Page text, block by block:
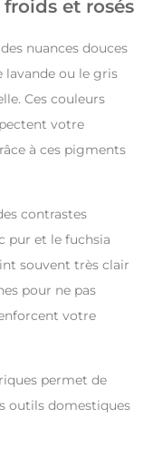
et rosés
nuances douces
lavande ou le gris
Ces couleurs
votre
à ces pigments
contrastes
pur et le fuchsia
souvent très clair
pour ne pas
votre
permet de
outils domestiques